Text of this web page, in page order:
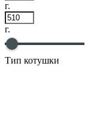
г.
г.
Тип котушки